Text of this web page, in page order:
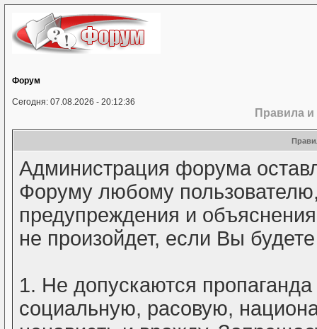
Форум
Сегодня: 07.08.2026 - 20:12:36
Правила и
Администрация форума
Форуму любому
предупреждения и
не произойдет, если Вы
1. Не допускаются
социальную, расовую,